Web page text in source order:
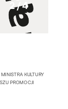
2 / 4
KULTURY
PROMOCJI